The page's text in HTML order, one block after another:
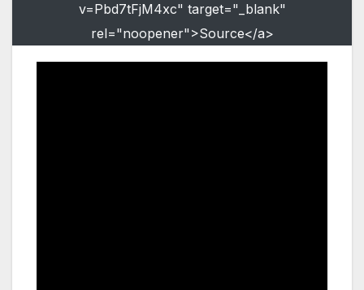
v=Pbd7tFjM4xc" target="_blank"
rel="noopener">Source</a>